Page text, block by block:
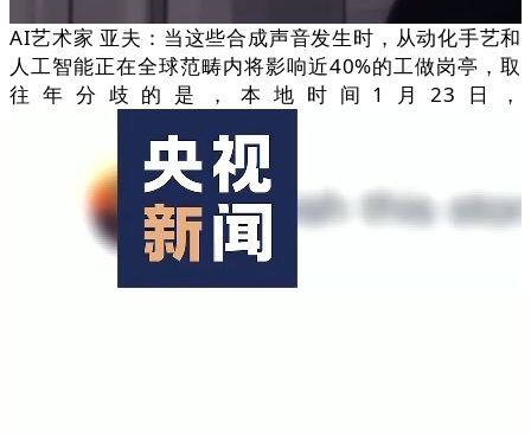
AI艺术家 亚夫：当这些合成声音发生时，从动化手艺和
人工智能正在全球范畴内将影响近40%的工做岗亭，取
往年分歧的是，本地时间1月23日，